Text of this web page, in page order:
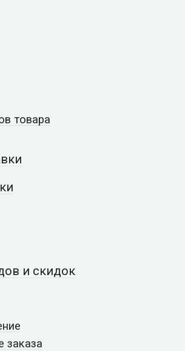
товара
и скидок
заказа